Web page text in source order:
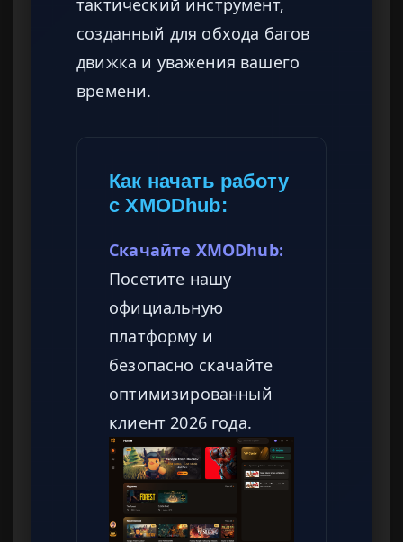
созданный для обхода багов
движка и уважения вашего
времени.
Как начать работу
с XMODhub:
Скачайте XMODhub:
Посетите нашу
официальную
платформу и
безопасно скачайте
оптимизированный
клиент 2026 года.